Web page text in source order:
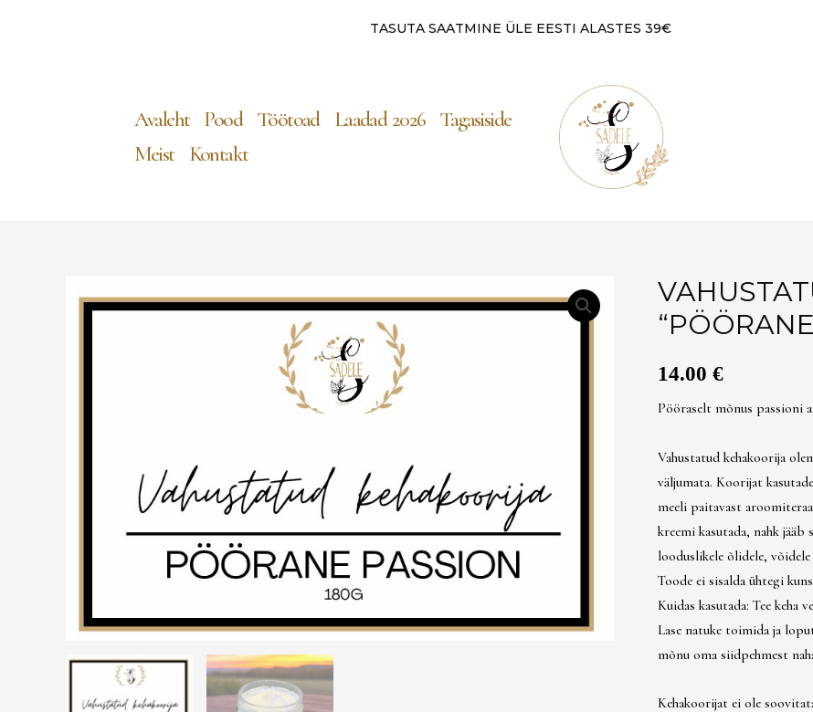
TASUTA SAATMINE ÜLE EESTI ALASTES 39€
Avaleht Pood Töötoad Laadad 2026 Tagasiside
Meist
Kontakt
14.00 €
Pööraselt mõnus passioni
Vahustatud kehakoorija
väljumata. Koorijat
meeli paitavast
kreemi kasutada, nahk
looduslikele õlidele,
Toode ei sisalda ühtegi
Kuidas kasutada: Tee keha
Lase natuke toimida ja
mõnu oma siidpehmest
Kehakoorijat ei ole